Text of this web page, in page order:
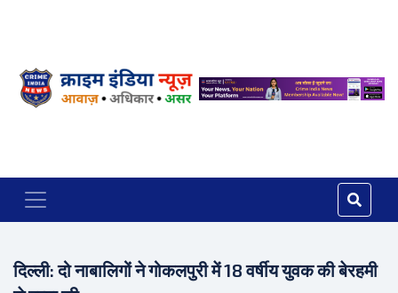
दिल्ली: दो नाबालिगों ने गोकलपुरी में 18 वर्षीय युवक की बेरहमी